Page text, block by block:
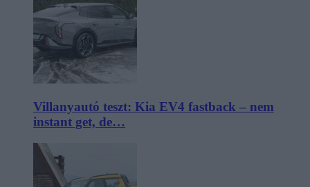
Villanyautó teszt: Kia EV4 fastback – nem
instant get, de…